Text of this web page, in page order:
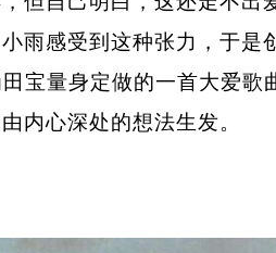
雨感受到这种张力，于是
宝量身定做的一首大爱歌
内心深处的想法生发。